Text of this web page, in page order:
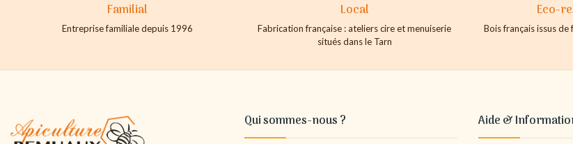
Familial
Entreprise familiale depuis 1996
Local
Fabrication française : ateliers cire et menuiserie
situés dans le Tarn
Eco-
Bois français issus
Qui sommes-nous ? Aide &